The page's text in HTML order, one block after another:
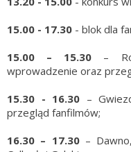
15.00 - 17.30 - blok dla
15.00 – 15.30 –
wprowadzenie oraz
15.30 - 16.30 –
przegląd fanfilmów;
16.30 – 17.30–